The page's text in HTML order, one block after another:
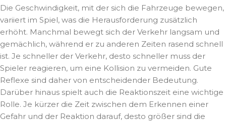
Die Geschwindigkeit, mit der sich die Fahrzeuge bewegen,
variiert im Spiel, was die Herausforderung zusätzlich
erhöht. Manchmal bewegt sich der Verkehr langsam und
gemächlich, während er zu anderen Zeiten rasend schnell
ist. Je schneller der Verkehr, desto schneller muss der
Spieler reagieren, um eine Kollision zu vermeiden. Gute
Reflexe sind daher von entscheidender Bedeutung.
Darüber hinaus spielt auch die Reaktionszeit eine wichtige
Rolle. Je kürzer die Zeit zwischen dem Erkennen einer
Gefahr und der Reaktion darauf, desto größer sind die